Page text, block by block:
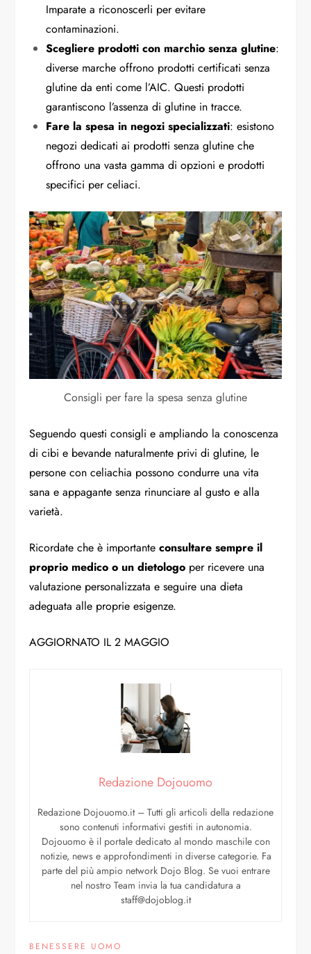
Imparate a riconoscerli per evitare
contaminazioni.
Scegliere prodotti con marchio senza glutine:
diverse marche offrono prodotti certificati senza
glutine da enti come l’AIC. Questi prodotti
garantiscono l’assenza di glutine in tracce.
Fare la spesa in negozi specializzati: esistono
negozi dedicati ai prodotti senza glutine che
offrono una vasta gamma di opzioni e prodotti
specifici per celiaci.
Consigli per fare la spesa senza glutine
Seguendo questi consigli e ampliando la conoscenza
di cibi e bevande naturalmente privi di glutine, le
persone con celiachia possono condurre una vita
sana e appagante senza rinunciare al gusto e alla
varietà.
Ricordate che è importante consultare sempre il
proprio medico o un dietologo per ricevere una
valutazione personalizzata e seguire una dieta
adeguata alle proprie esigenze.
AGGIORNATO IL 2 MAGGIO
Redazione Dojouomo
Redazione Dojouomo.it – Tutti gli articoli della redazione
sono contenuti informativi gestiti in autonomia.
Dojouomo è il portale dedicato al mondo maschile con
notizie, news e approfondimenti in diverse categorie. Fa
parte del più ampio network Dojo Blog. Se vuoi entrare
nel nostro Team invia la tua candidatura a
staff@dojoblog.it
BENESSERE UOMO